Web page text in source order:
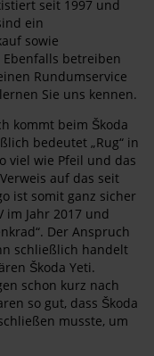
seit 1997 und
ein
sowie
betreiben
Rundumservice
Sie uns kennen.
kommt beim Škoda
bedeutet „Rug“ in
viel wie Pfeil und das
auf das seit
ist somit ganz sicher
im Jahr 2017 und
Der Anspruch
schließlich handelt
Škoda Yeti.
schon kurz nach
so gut, dass Škoda
musste, um